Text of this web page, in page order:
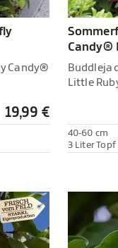
Candy®
19,99 €
Candy®
Buddleja
Little
40-60 cm
3 Liter Topf